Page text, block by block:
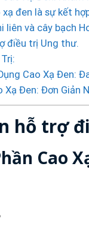
đen là sự kết
liên và cây bạch
điều trị Ung thư.
Cao Xạ Đen:
Xạ Đen: Đơn Giản
hỗ trợ
Cao